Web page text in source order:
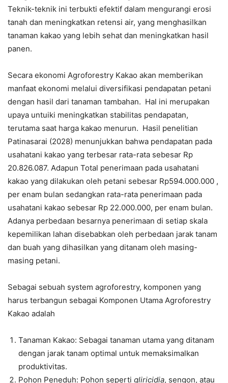
Teknik-teknik ini terbukti efektif dalam mengurangi erosi
tanah dan meningkatkan retensi air, yang menghasilkan
tanaman kakao yang lebih sehat dan meningkatkan hasil
panen.
Secara ekonomi Agroforestry Kakao akan memberikan
manfaat ekonomi melalui diversifikasi pendapatan petani
dengan hasil dari tanaman tambahan. Hal ini merupakan
upaya untuiki meningkatkan stabilitas pendapatan,
terutama saat harga kakao menurun. Hasil penelitian
Patinasarai (2028) menunjukkan bahwa pendapatan pada
usahatani kakao yang terbesar rata-rata sebesar Rp
20.826.087. Adapun Total penerimaan pada usahatani
kakao yang dilakukan oleh petani sebesar Rp594.000.000 ,
per enam bulan sedangkan rata-rata penerimaan pada
usahatani kakao sebesar Rp 22.000.000, per enam bulan.
Adanya perbedaan besarnya penerimaan di setiap skala
kepemilikan lahan disebabkan oleh perbedaan jarak tanam
dan buah yang dihasilkan yang ditanam oleh masing-
masing petani.
Sebagai sebuah system agroforestry, komponen yang
harus terbangun sebagai Komponen Utama Agroforestry
Kakao adalah
Tanaman Kakao: Sebagai tanaman utama yang ditanam
dengan jarak tanam optimal untuk memaksimalkan
produktivitas.
Pohon Peneduh: Pohon seperti gliricidia, sengon, atau